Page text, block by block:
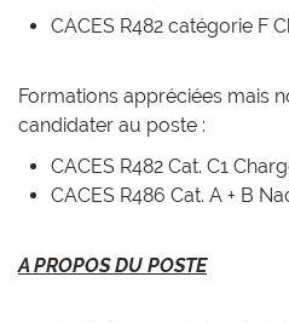
CACES R482 catégorie F
Formations appréciées mais
candidater au poste :
CACES R482 Cat. C1
CACES R486 Cat. A + B
A PROPOS DU POSTE